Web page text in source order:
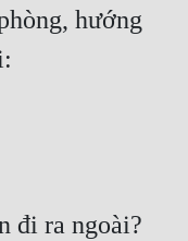
hướng
đi ra ngoài?